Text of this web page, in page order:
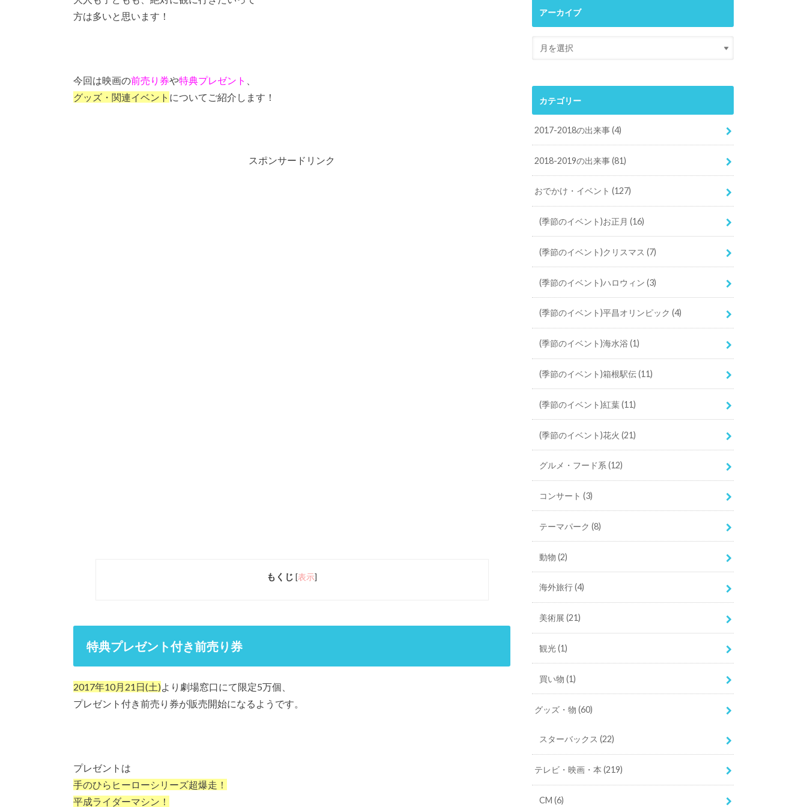
方は多いと思います！
今回は映画の前売り券や特典プレゼント
グッズ・関連イベント についてご紹介します！
スポンサードリンク
もくじ [表示]
特典プレゼント付き前売り券
2017年10月21日(土) より劇場窓口にて限定5万個、
プレゼント付き前売り券が販売開始になるようです。
プレゼントは
手のひらヒーローシリーズ超爆走！
平成ライダーマシン！
アーカイブ
カテゴリー
2017-2018の出来事(4)
2018-2019の出来事(81)
おでかけ・イベント(127)
(季節のイベント)お正月 (16)
(季節のイベント)クリスマス (7)
(季節のイベント)ハロウィン (3)
(季節のイベント)平昌オリンピック (4)
(季節のイベント)海水浴 (1)
(季節のイベント)箱根駅伝(11)
(季節のイベント)紅葉 (11)
(季節のイベント)花火 (21)
グルメ・フード系 (12)
コンサート (3)
テーマパーク (8)
動物 (2)
海外旅行(4)
美術展 (21)
観光(1)
買い物 (1)
グッズ・物(60)
スターバックス (22)
テレビ・映画・本(219)
CM (6)